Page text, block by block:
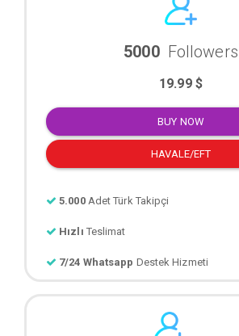
5000 Followers
19.99 $
BUY NOW
HAVALE/EFT
5.000 Adet Türk Takipçi
Hızlı Teslimat
7/24 Whatsapp Destek